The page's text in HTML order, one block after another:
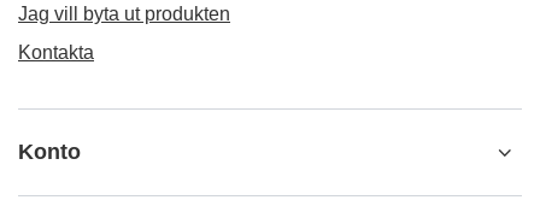
Jag vill byta ut produkten
Kontakta
Konto